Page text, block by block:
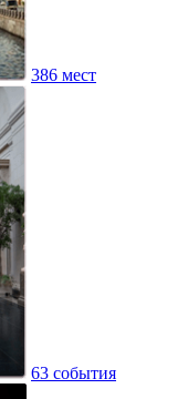
386 мест
63 события